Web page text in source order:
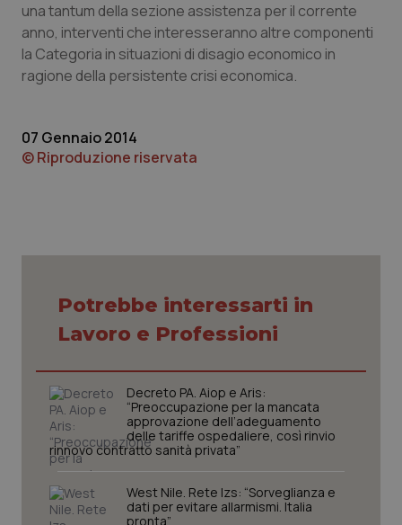
Lombardia
Marche
Piemonte
Puglia
Sardegna
Sicilia
Toscana
Umbria
Dolore
Donna & Salute
HIV
Malattie rare
Malattia di Crohn & Rettocolite Ulcerosa
Neuroscienze & patologie neurodegenerative
Obesità
Oftalmologia
una tantum della sezione assistenza per il corrente
anno, interventi che interesseranno altre componenti
la Categoria in situazioni di disagio economico in
ragione della persistente crisi economica.
07 Gennaio 2014
© Riproduzione riservata
Potrebbe interessarti in
Lavoro e Professioni
Decreto PA. Aiop e Aris:
“Preoccupazione per la mancata
approvazione dell’adeguamento
delle tariffe ospedaliere, così rinvio
rinnovo contratto sanità privata”
West Nile. Rete Izs: “Sorveglianza e
dati per evitare allarmismi. Italia
pronta”